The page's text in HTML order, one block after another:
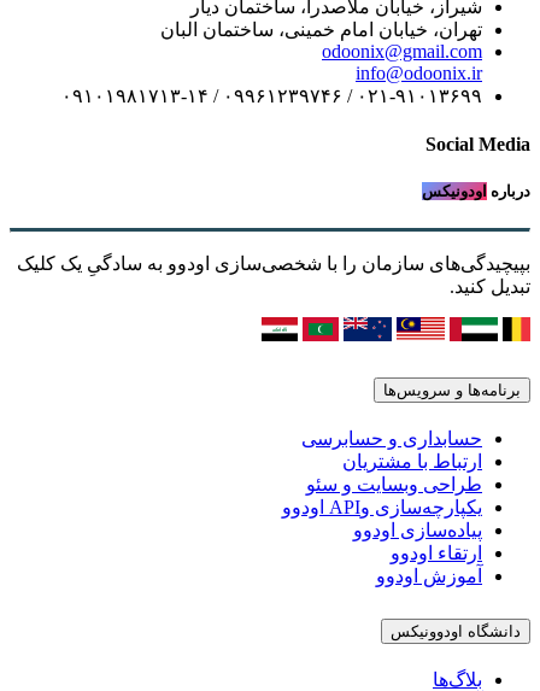
شیراز، خیابان ملاصدرا، ساختمان دیار
تهران، خیابان امام خمینی، ساختمان البان
odoonix@gmail.com
info@odoonix.ir
۰۲۱-۹۱۰۱۳۶۹۹ / ۰۹۹۶۱۲۳۹۷۴۶ / ۰۹۱۰۱۹۸۱۷۱۳-۱۴
Social Media
درباره اودونیکس
بپیچیدگی‌های سازمان را با شخصی‌سازی اودوو به سادگیِ یک کلیک
تبدیل کنید.
برنامه‌ها و سرویس‌ها
حسابداری و حسابرسی
ارتباط با مشتریان
طراحی وبسایت و سئو
یکپارچه‌سازی وAPI اودوو
پیاده‌سازی اودوو
ارتقاء اودوو
آموزش اودوو
دانشگاه اودوونیکس
بلاگ‌ها